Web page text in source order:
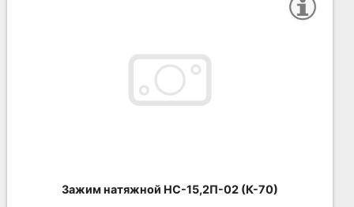
Зажим натяжной НС-15,2П-02 (К-70)